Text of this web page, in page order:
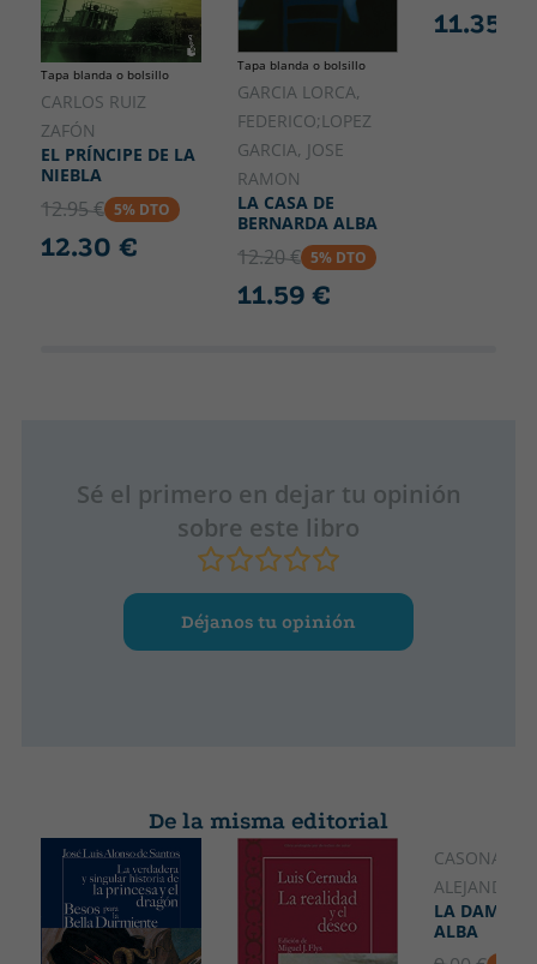
Tapa blanda o bolsillo
CARLOS RUIZ
ZAFÓN
EL PRÍNCIPE DE LA
NIEBLA
12.95 € 5% DTO
12.30 €
Tapa blanda o bolsillo
GARCIA LORCA,
FEDERICO;LOPEZ
GARCIA, JOSE
RAMON
LA CASA DE
BERNARDA ALBA
12.20 € 5% DTO
11.59 €
11.35 €
Sé el primero en dejar tu opinión
sobre este libro
Déjanos tu opinión
De la misma editorial
CASONA,
ALEJANDRO
LA DAMA
ALBA